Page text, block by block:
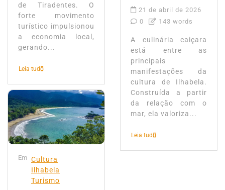
de Tiradentes. O
forte movimento
turístico impulsionou
a economia local,
gerando...
Leia tudo
Em Cultura
Ilhabela
Turismo
21 de abril de 2026
0
143 words
A culinária caiçara
está entre as
principais
manifestações da
cultura de Ilhabela.
Construída a partir
da relação com o
mar, ela valoriza...
Leia tudo